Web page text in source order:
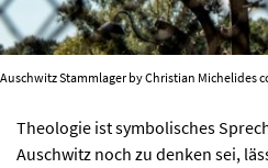
Auschwitz Stammlager by Christian Michelides
Theologie ist symbolisches
Auschwitz noch zu denken sei,